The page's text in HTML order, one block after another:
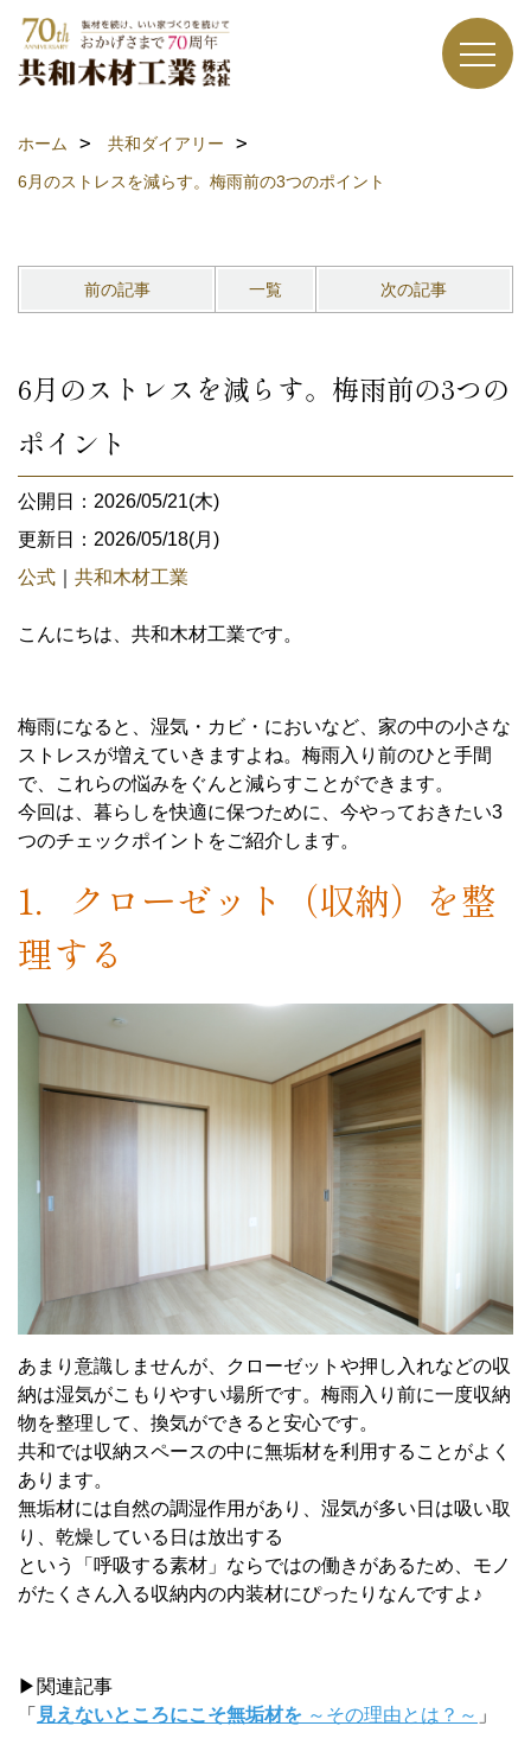
ホーム
共和ダイアリー
6月のストレスを減らす。梅雨前の3つのポイント
前の記事 一覧 次の記事
6月のストレスを減らす。梅雨前の3つの
ポイント
公開日：2026/05/21(木)
更新日：2026/05/18(月)
公式
共和木材工業
こんにちは、共和木材工業です。
梅雨になると、湿気・カビ・においなど、家の中の小さな
ストレスが増えていきますよね。梅雨入り前のひと手間
で、これらの悩みをぐんと減らすことができます。
今回は、暮らしを快適に保つために、今やっておきたい3
つのチェックポイントをご紹介します。
1．クローゼット（収納）を整
理する
あまり意識しませんが、クローゼットや押し入れなどの収
納は湿気がこもりやすい場所です。梅雨入り前に一度収納
物を整理して、換気ができると安心です。
共和では収納スペースの中に無垢材を利用することがよく
あります。
無垢材には自然の調湿作用があり、湿気が多い日は吸い取
り、乾燥している日は放出する
という「呼吸する素材」ならではの働きがあるため、モノ
がたくさん入る収納内の内装材にぴったりなんですよ♪
▶関連記事
「 見えないところにこそ無垢材を ～その理由とは？～ 」